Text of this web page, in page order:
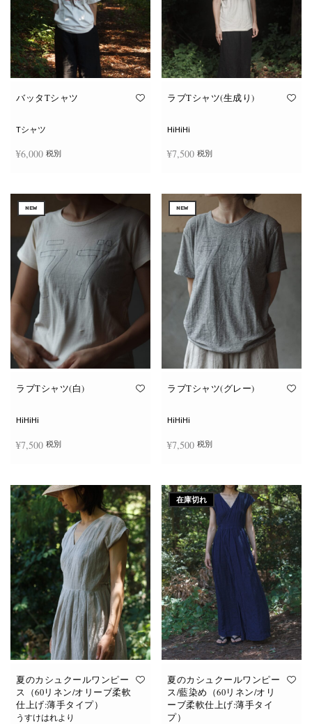
ー
シ
ョ
ま
ジ
ら
選
き
ま
す
ョ
ま
オ
ジ
ら
選
択
で
き
ま
す
バッタTシャツ
Tシャツ
¥6,000 税別
の
品
に
数
の
バ
リ
エ
ー
シ
ョ
ン
が
あ
り
ま
オ
ジ
か
ら
選
択
で
き
ま
す
ラブTシャツ(生成り)
HiHiHi
¥7,500 税別
の
商
品
に
は
複
数
の
バ
リ
エ
ー
シ
ョ
ン
が
あ
り
ま
オ
ジ
か
ら
選
択
で
き
ま
す
NEW
ラブTシャツ(白)
HiHiHi
¥7,500 税別
の
商
品
に
は
複
数
の
バ
リ
エ
ー
シ
ョ
ン
が
あ
り
ま
オ
プ
シ
ョ
NEW
ラブTシャツ(グレー)
HiHiHi
¥7,500 税別
の
商
品
に
複
数
の
ョ
ン
が
あ
り
ま
オ
プ
シ
ョ
夏のカシュクールワンピー
ス（60リネン/オリーブ柔軟
仕上げ:薄手タイプ）
うすけはれより
在庫切れ
夏のカシュクールワンピー
ス/藍染め（60リネン/オリ
ーブ柔軟仕上げ:薄手タイ
プ）